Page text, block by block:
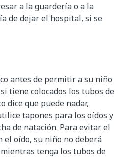
a la guardería o a la
de dejar el hospital, si se
antes de permitir a su niño
tiene colocados los tubos de
dice que puede nadar,
tapones para los oídos y
de natación. Para evitar el
el oído, su niño no deberá
tenga los tubos de